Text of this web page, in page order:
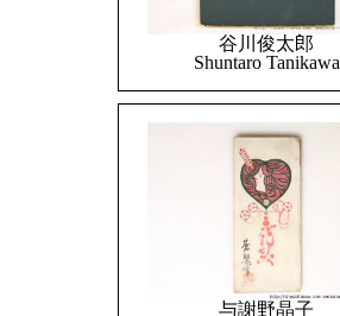
谷川俊太郎
Shuntaro Tanikawa
与謝野晶子